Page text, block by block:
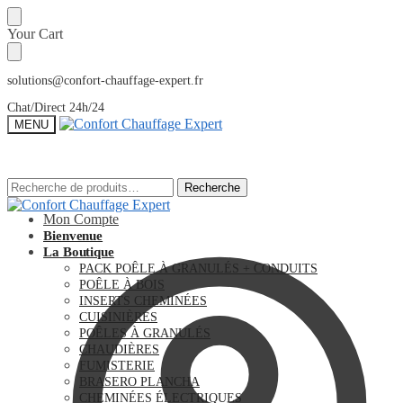
Sauter
à
la
navigation
Skip
to
content
Your Cart
solutions@confort-chauffage-expert.fr
Chat/Direct 24h/24
MENU
Recherche
pour :
Recherche
Mon Compte
Recherche
pour :
Recherche
Bienvenue
La Boutique
PACK POÊLE À GRANULÉS + CONDUITS
POÊLE À BOIS
INSERTS CHEMINÉES
CUISINIÈRES
POÊLES À GRANULÉS
CHAUDIÈRES
FUMISTERIE
BRASERO PLANCHA
CHEMINÉES ÉLECTRIQUES